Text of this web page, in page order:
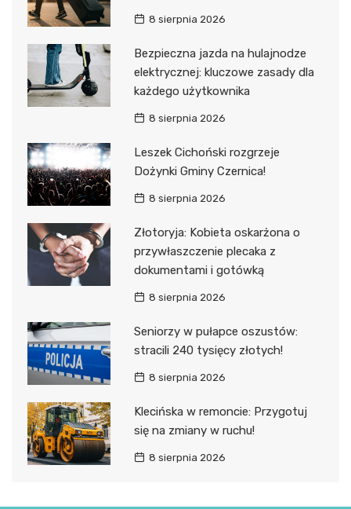
8 sierpnia 2026
Bezpieczna jazda na hulajnodze
elektrycznej: kluczowe zasady dla
każdego użytkownika
8 sierpnia 2026
Leszek Cichoński rozgrzeje
Dożynki Gminy Czernica!
8 sierpnia 2026
Złotoryja: Kobieta oskarżona o
przywłaszczenie plecaka z
dokumentami i gotówką
8 sierpnia 2026
Seniorzy w pułapce oszustów:
stracili 240 tysięcy złotych!
8 sierpnia 2026
Klecińska w remoncie: Przygotuj
się na zmiany w ruchu!
8 sierpnia 2026